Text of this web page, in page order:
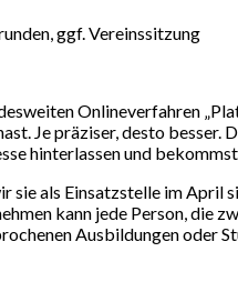
ggf. Vereinssitzung
Onlineverfahren
Je präziser, desto
hinterlassen und
sie als Einsatzstelle im
kann jede Person,
Ausbildungen oder